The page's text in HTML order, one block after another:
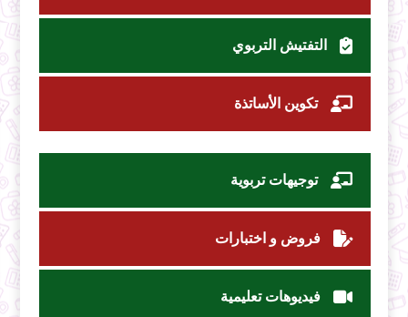
التفتيش التربوي
تكوين الأساتذة
توجيهات تربوية
فروض و اختبارات
فيديوهات تعليمية